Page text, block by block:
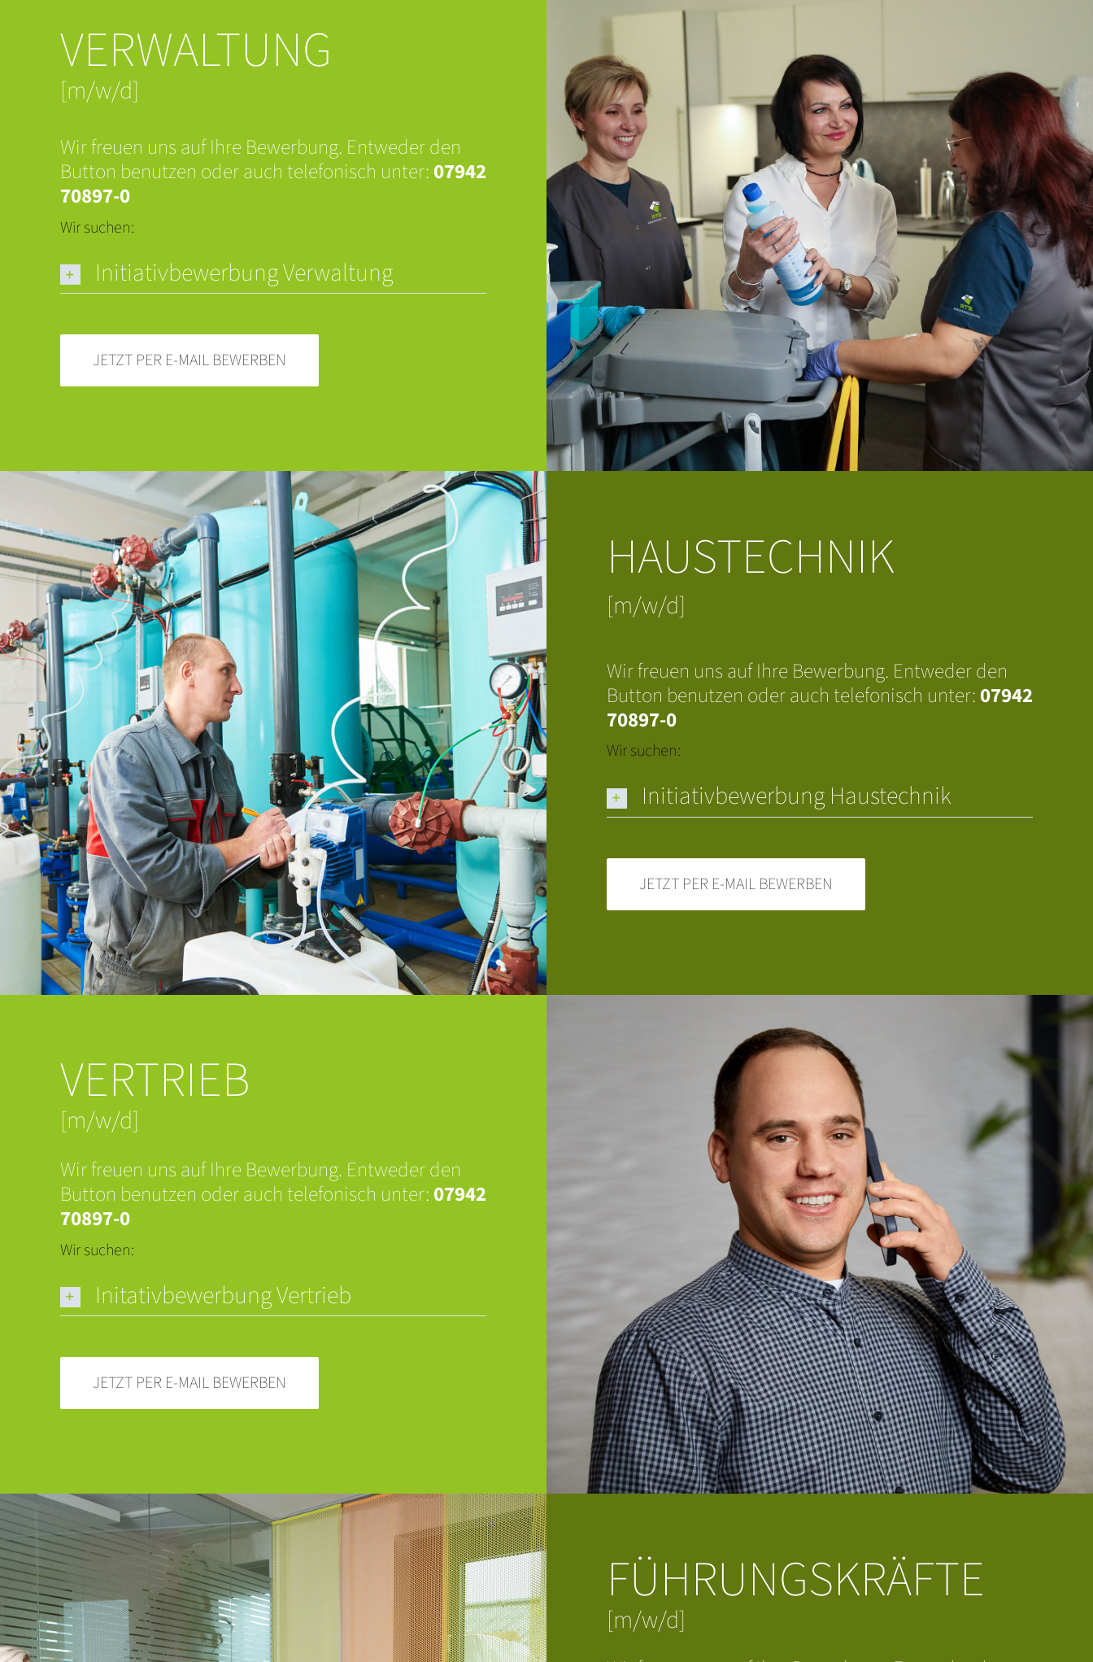
VERWALTUNG
[m/w/d]
Wir freuen uns auf Ihre Bewerbung. Entweder den
Button benutzen oder auch telefonisch unter:07942
70897-0
Wir suchen:
Initiativbewerbung Verwaltung
JETZT PER E-MAIL BEWERBEN
HAUSTECHNIK
[m/w/d]
Wir freuen uns auf Ihre Bewerbung. Entweder den
Button benutzen oder auch telefonisch unter:07942
70897-0
Wir suchen:
Initiativbewerbung Haustechnik
JETZT PER E-MAIL BEWERBEN
VERTRIEB
[m/w/d]
Wir freuen uns auf Ihre Bewerbung. Entweder den
Button benutzen oder auch telefonisch unter:07942
70897-0
Wir suchen:
Initativbewerbung Vertrieb
JETZT PER E-MAIL BEWERBEN
FÜHRUNGSKRÄFTE
[m/w/d]